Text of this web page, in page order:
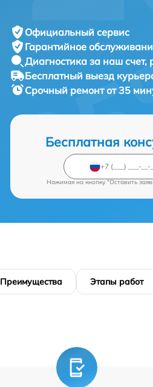
Официальный сервис
Гарантийное
Диагностика за наш счет,
Бесплатный выезд
Срочный ремонтот 35
Бесплатная
Нажимая на кнопку "Оставить
Преимущества Этапы работ